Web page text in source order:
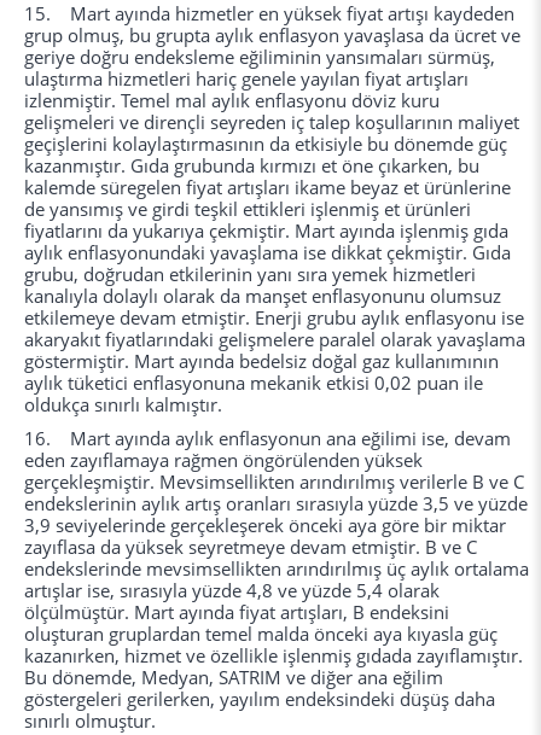
15. Mart ayında hizmetler en yüksek fiyat artışı kaydeden
grup olmuş, bu grupta aylık enflasyon yavaşlasa da ücret ve
geriye doğru endeksleme eğiliminin yansımaları sürmüş,
ulaştırma hizmetleri hariç genele yayılan fiyat artışları
izlenmiştir. Temel mal aylık enflasyonu döviz kuru
gelişmeleri ve dirençli seyreden iç talep koşullarının maliyet
geçişlerini kolaylaştırmasının da etkisiyle bu dönemde güç
kazanmıştır. Gıda grubunda kırmızı et öne çıkarken, bu
kalemde süregelen fiyat artışları ikame beyaz et ürünlerine
de yansımış ve girdi teşkil ettikleri işlenmiş et ürünleri
fiyatlarını da yukarıya çekmiştir. Mart ayında işlenmiş gıda
aylık enflasyonundaki yavaşlama ise dikkat çekmiştir. Gıda
grubu, doğrudan etkilerinin yanı sıra yemek hizmetleri
kanalıyla dolaylı olarak da manşet enflasyonunu olumsuz
etkilemeye devam etmiştir. Enerji grubu aylık enflasyonu ise
akaryakıt fiyatlarındaki gelişmelere paralel olarak yavaşlama
göstermiştir. Mart ayında bedelsiz doğal gaz kullanımının
aylık tüketici enflasyonuna mekanik etkisi 0,02 puan ile
oldukça sınırlı kalmıştır.
16. Mart ayında aylık enflasyonun ana eğilimi ise, devam
eden zayıflamaya rağmen öngörülenden yüksek
gerçekleşmiştir. Mevsimsellikten arındırılmış verilerle B ve C
endekslerinin aylık artış oranları sırasıyla yüzde 3,5 ve yüzde
3,9 seviyelerinde gerçekleşerek önceki aya göre bir miktar
zayıflasa da yüksek seyretmeye devam etmiştir. B ve C
endekslerinde mevsimsellikten arındırılmış üç aylık ortalama
artışlar ise, sırasıyla yüzde 4,8 ve yüzde 5,4 olarak
ölçülmüştür. Mart ayında fiyat artışları, B endeksini
oluşturan gruplardan temel malda önceki aya kıyasla güç
kazanırken, hizmet ve özellikle işlenmiş gıdada zayıflamıştır.
Bu dönemde, Medyan, SATRIM ve diğer ana eğilim
göstergeleri gerilerken, yayılım endeksindeki düşüş daha
sınırlı olmuştur.